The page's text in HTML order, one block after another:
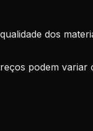
dos
podem variar